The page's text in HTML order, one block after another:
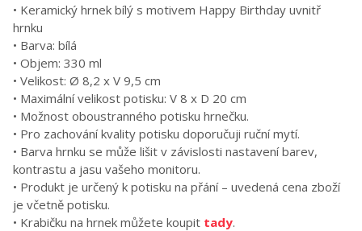
• Keramický hrnek bílý s motivem Happy Birthday uvnitř
hrnku
• Barva: bílá
• Objem: 330 ml
• Velikost: Ø 8,2 x V 9,5 cm
• Maximální velikost potisku: V 8 x D 20 cm
• Možnost oboustranného potisku hrnečku.
• Pro zachování kvality potisku doporučuji ruční mytí.
• Barva hrnku se může lišit v závislosti nastavení barev,
kontrastu a jasu vašeho monitoru.
• Produkt je určený k potisku na přání – uvedená cena zboží
je včetně potisku.
• Krabičku na hrnek můžete koupit tady.